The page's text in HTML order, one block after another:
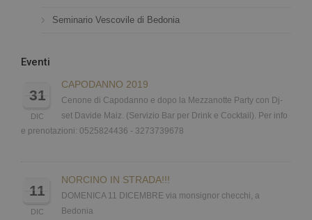
Seminario Vescovile di Bedonia
Eventi
31
DIC
CAPODANNO 2019
Cenone di Capodanno e dopo la Mezzanotte Party con Dj-
set Davide Maiz. (Servizio Bar per Drink e Cocktail). Per info
e prenotazioni: 0525824436 - 3273739678
11
DIC
NORCINO IN STRADA!!!
DOMENICA 11 DICEMBRE via monsignor checchi, a
Bedonia
www.hotelsanmarcobedonia.com